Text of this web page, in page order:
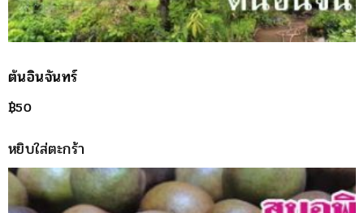
ต้นอินจันทร์
฿50
หยิบใส่ตะกร้า